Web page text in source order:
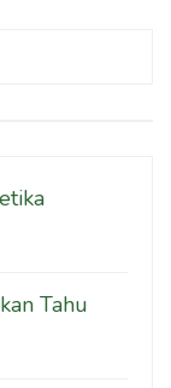
Tahu